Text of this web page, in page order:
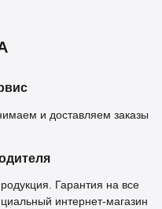
и доставляем заказы
Гарантия на все
интернет-магазин